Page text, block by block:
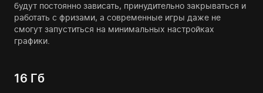
будут постоянно зависать, принудительно закрываться и
работать с фризами, а современные игры даже не
смогут запуститься на минимальных настройках
графики.
16 Гб